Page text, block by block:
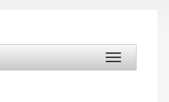
Toggle
navigation